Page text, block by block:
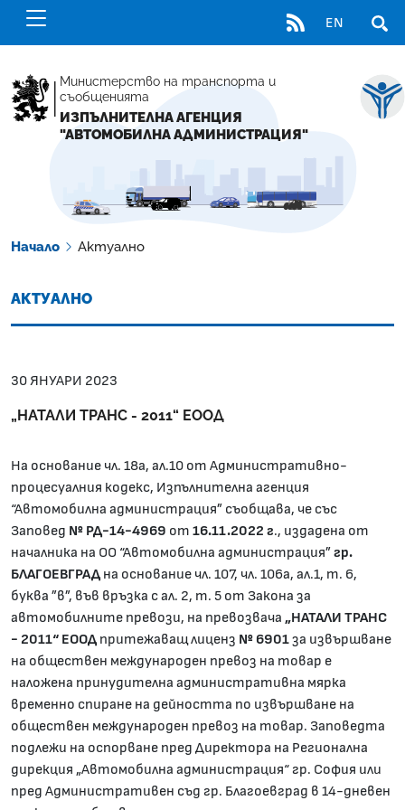
RSS EN
Министерство на транспорта и
съобщенията
ИЗПЪЛНИТЕЛНА АГЕНЦИЯ
"АВТОМОБИЛНА АДМИНИСТРАЦИЯ"
Начало Актуално
АКТУАЛНО
30 ЯНУАРИ 2023
„НАТАЛИ ТРАНС - 2011“ ЕООД
На основание чл. 18а, ал.10 от Административно-
процесуалния кодекс, Изпълнителна агенция
“Автомобилна администрация” съобщава, че със
Заповед № РД-14-4969 от 16.11.2022 г., издадена от
началника на ОО “Автомобилна администрация”гр.
БЛАГОЕВГРАД на основание чл. 107, чл. 106а, ал.1, т. 6,
буква ”в”, във връзка с ал. 2, т. 5 от Закона за
автомобилните превози, на превозвача „НАТАЛИ ТРАНС
- 2011“ ЕООД притежаващ лиценз № 6901за извършване
на обществен международен превоз на товар е
наложена принудителна административна мярка
временно спиране на дейността по извършване на
обществен международен превоз на товар. Заповедта
подлежи на оспорване пред Директора на Регионална
дирекция „Автомобилна администрация“ гр. София или
пред Административен съд гр. Благоевград в 14-дневен